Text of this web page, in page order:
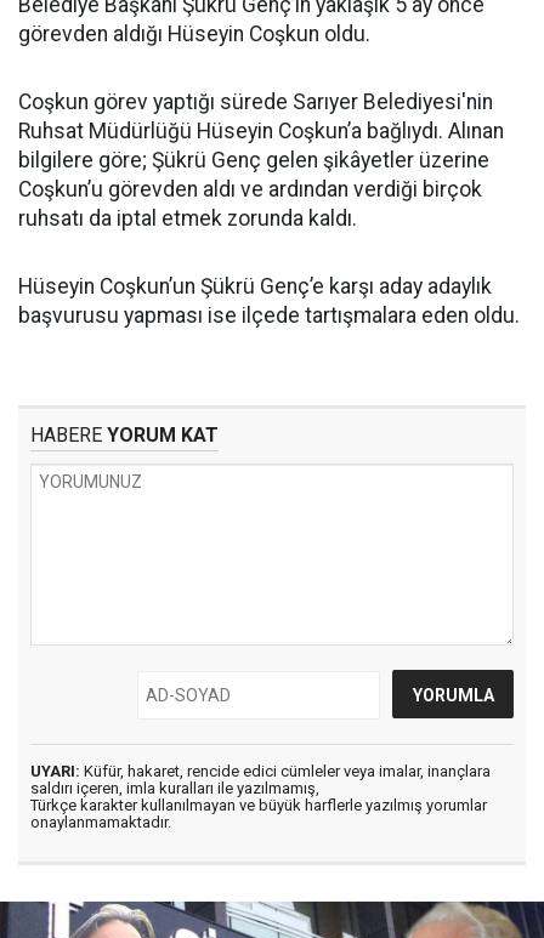
Belediye Başkanı Şükrü Genç’in yaklaşık 5 ay önce
görevden aldığı Hüseyin Coşkun oldu.
Coşkun görev yaptığı sürede Sarıyer Belediyesi'nin
Ruhsat Müdürlüğü Hüseyin Coşkun’a bağlıydı. Alınan
bilgilere göre; Şükrü Genç gelen şikâyetler üzerine
Coşkun’u görevden aldı ve ardından verdiği birçok
ruhsatı da iptal etmek zorunda kaldı.
Hüseyin Coşkun’un Şükrü Genç’e karşı aday adaylık
başvurusu yapması ise ilçede tartışmalara eden oldu.
HABERE YORUM KAT
UYARI: Küfür, hakaret, rencide edici cümleler veya imalar, inançlara
saldırı içeren, imla kuralları ile yazılmamış,
Türkçe karakter kullanılmayan ve büyük harflerle yazılmış yorumlar
onaylanmamaktadır.